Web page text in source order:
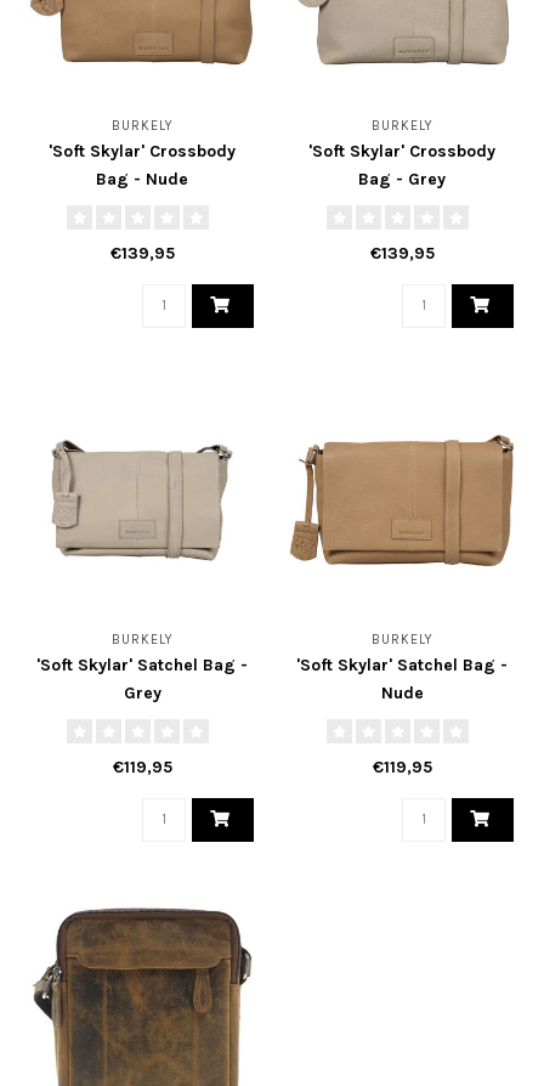
BURKELY
'Soft Skylar' Crossbody
Bag - Nude
€139,95
BURKELY
'Soft Skylar' Crossbody
Bag - Grey
€139,95
BURKELY
'Soft Skylar' Satchel Bag -
Grey
€119,95
BURKELY
'Soft Skylar' Satchel Bag -
Nude
€119,95